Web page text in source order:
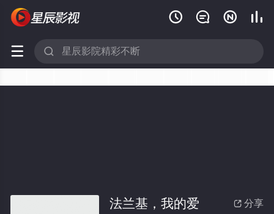
   
 
 分享
法兰基，我的爱